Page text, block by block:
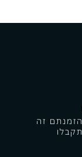
זה